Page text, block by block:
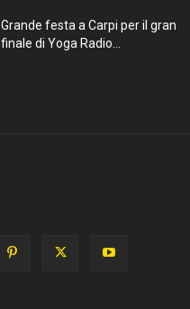
Grande festa a Carpi per il gran
finale di Yoga Radio...